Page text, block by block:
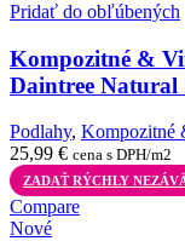
Pridať do obľúbených
Kompozitné &
Daintree Natural
Podlahy, Kompozitné
25,99 € cena s DPH/m2
ZADAŤ RÝCHLY
Compare
Nové